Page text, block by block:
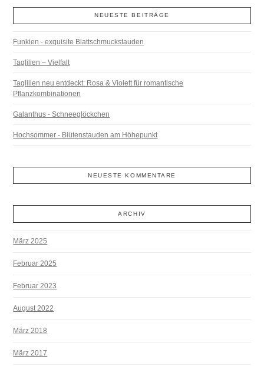
NEUESTE BEITRÄGE
Funkien - exquisite Blattschmuckstauden
Taglilien – Vielfalt
Taglilien neu entdeckt: Rosa & Violett für romantische
Pflanzkombinationen
Galanthus - Schneeglöckchen
Hochsommer - Blütenstauden am Höhepunkt
NEUESTE KOMMENTARE
ARCHIV
März 2025
Februar 2025
Februar 2023
August 2022
März 2018
März 2017